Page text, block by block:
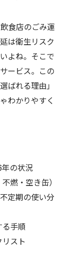
食店のごみ運
は衛生リスク
よね。そこで
ービス。この
ばれる理由」
わかりやすく
の状況
燃・空き缶）
定期の使い分
手順
スト